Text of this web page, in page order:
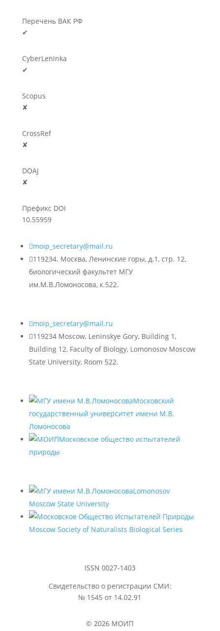
Перечень ВАК РФ
✔
CyberLeninka
✔
Scopus
✘
CrossRef
✘
DOAJ
✘
Префикс DOI
10.55959
moip_secretary@mail.ru
119234. Москва, Ленинские горы, д.1, стр. 12,
биологический факультет МГУ
им.М.В.Ломоносова, к.522.
moip_secretary@mail.ru
119234 Moscow, Leninskye Gory, Building 1,
Building 12, Faculty of Biology, Lomonosov Moscow
State University, Room 522.
Московский
государственный университет имени М.В.
Ломоносова
Московское общество испытателей
природы
Lomonosov
Moscow State University
Moscow Society of Naturalists Biological Series
ISSN 0027-1403
Свидетельство о регистрации СМИ:
№ 1545 от 14.02.91
© 2026 МОИП